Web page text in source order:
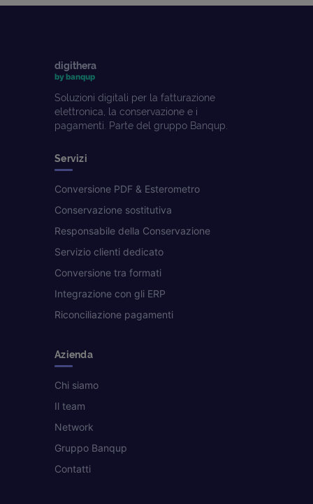
digithera
by banqup
Soluzioni digitali per la fatturazione
elettronica, la conservazione e i
pagamenti. Parte del gruppo Banqup.
Servizi
Conversione PDF & Esterometro
Conservazione sostitutiva
Responsabile della Conservazione
Servizio clienti dedicato
Conversione tra formati
Integrazione con gli ERP
Riconciliazione pagamenti
Azienda
Chi siamo
Il team
Network
Gruppo Banqup
Contatti